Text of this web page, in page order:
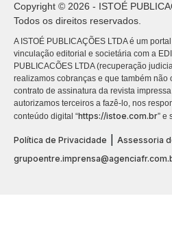
Copyright © 2026 - ISTOÉ
Todos os direitos reservados.
A ISTOÉ PUBLICAÇÕES LTDA é um
vinculação editorial e societária com a
PUBLICACÕES LTDA (recuperação
realizamos cobranças e que também não
contrato de assinatura da revista
autorizamos terceiros a fazê-lo, nos
conteúdo digital “https://istoe.com.br” e
Política de Privacidade
Assessoria